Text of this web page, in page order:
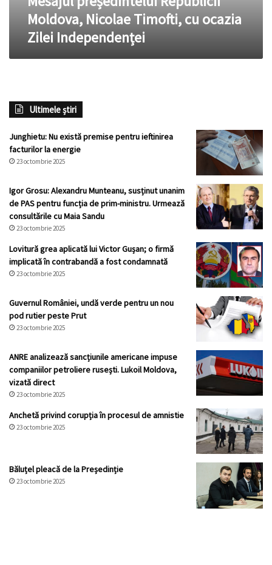
Moldova, Nicolae Timofti, cu ocazia
Zilei Independenței
Ultimele știri
Junghietu: Nu există premise pentru ieftinirea
facturilor la energie
23 octombrie 2025
Igor Grosu: Alexandru Munteanu, susținut unanim
de PAS pentru funcția de prim-ministru. Urmează
consultările cu Maia Sandu
23 octombrie 2025
Lovitură grea aplicată lui Victor Gușan; o firmă
implicată în contrabandă a fost condamnată
23 octombrie 2025
Guvernul României, undă verde pentru un nou
pod rutier peste Prut
23 octombrie 2025
ANRE analizează sancțiunile americane impuse
companiilor petroliere rusești. Lukoil Moldova,
vizată direct
23 octombrie 2025
Anchetă privind corupția în procesul de amnistie
23 octombrie 2025
Băluțel pleacă de la Președinție
23 octombrie 2025